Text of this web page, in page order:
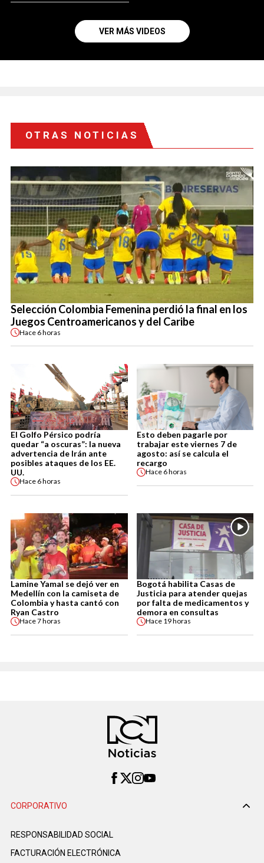
VER MÁS VIDEOS
OTRAS NOTICIAS
Selección Colombia Femenina perdió la final en los
Juegos Centroamericanos y del Caribe
Hace 6 horas
El Golfo Pérsico podría
quedar “a oscuras”: la nueva
advertencia de Irán ante
posibles ataques de los EE.
UU.
Hace 6 horas
Esto deben pagarle por
trabajar este viernes 7 de
agosto: así se calcula el
recargo
Hace 6 horas
Lamine Yamal se dejó ver en
Medellín con la camiseta de
Colombia y hasta cantó con
Ryan Castro
Hace7 horas
Bogotá habilita Casas de
Justicia para atender quejas
por falta de medicamentos y
demora en consultas
Hace 19 horas
CORPORATIVO
RESPONSABILIDAD SOCIAL
FACTURACIÓN ELECTRÓNICA